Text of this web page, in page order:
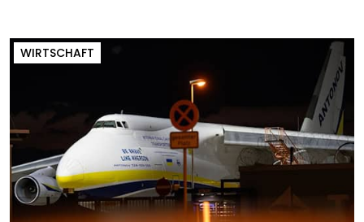
WIRTSCHAFT